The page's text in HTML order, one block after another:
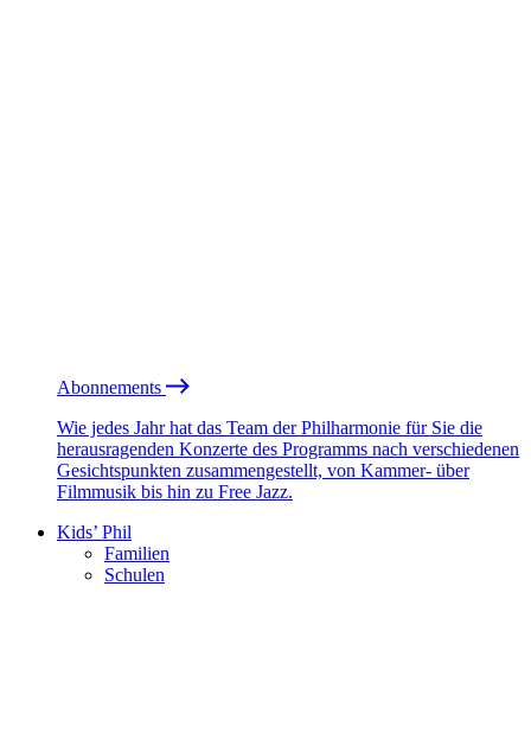
Abonnements
Wie jedes Jahr hat das Team der Philharmonie für Sie die
herausragenden Konzerte des Programms nach verschiedenen
Gesichtspunkten zusammengestellt, von Kammer- über
Filmmusik bis hin zu Free Jazz.
Kids’ Phil
Familien
Schulen